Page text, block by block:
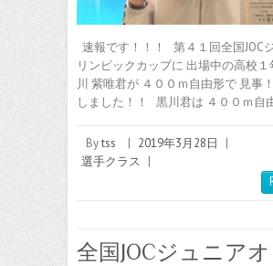
速報です！！！ 第４１回全国JOC
リンピックカップに 出場中の高校
川 紫唯君が ４００ｍ自由形で 見事
しました！！ 黒川君は ４００ｍ自
Bytss | 2019年3月28日
|
選手クラス |
全国JOCジュニア